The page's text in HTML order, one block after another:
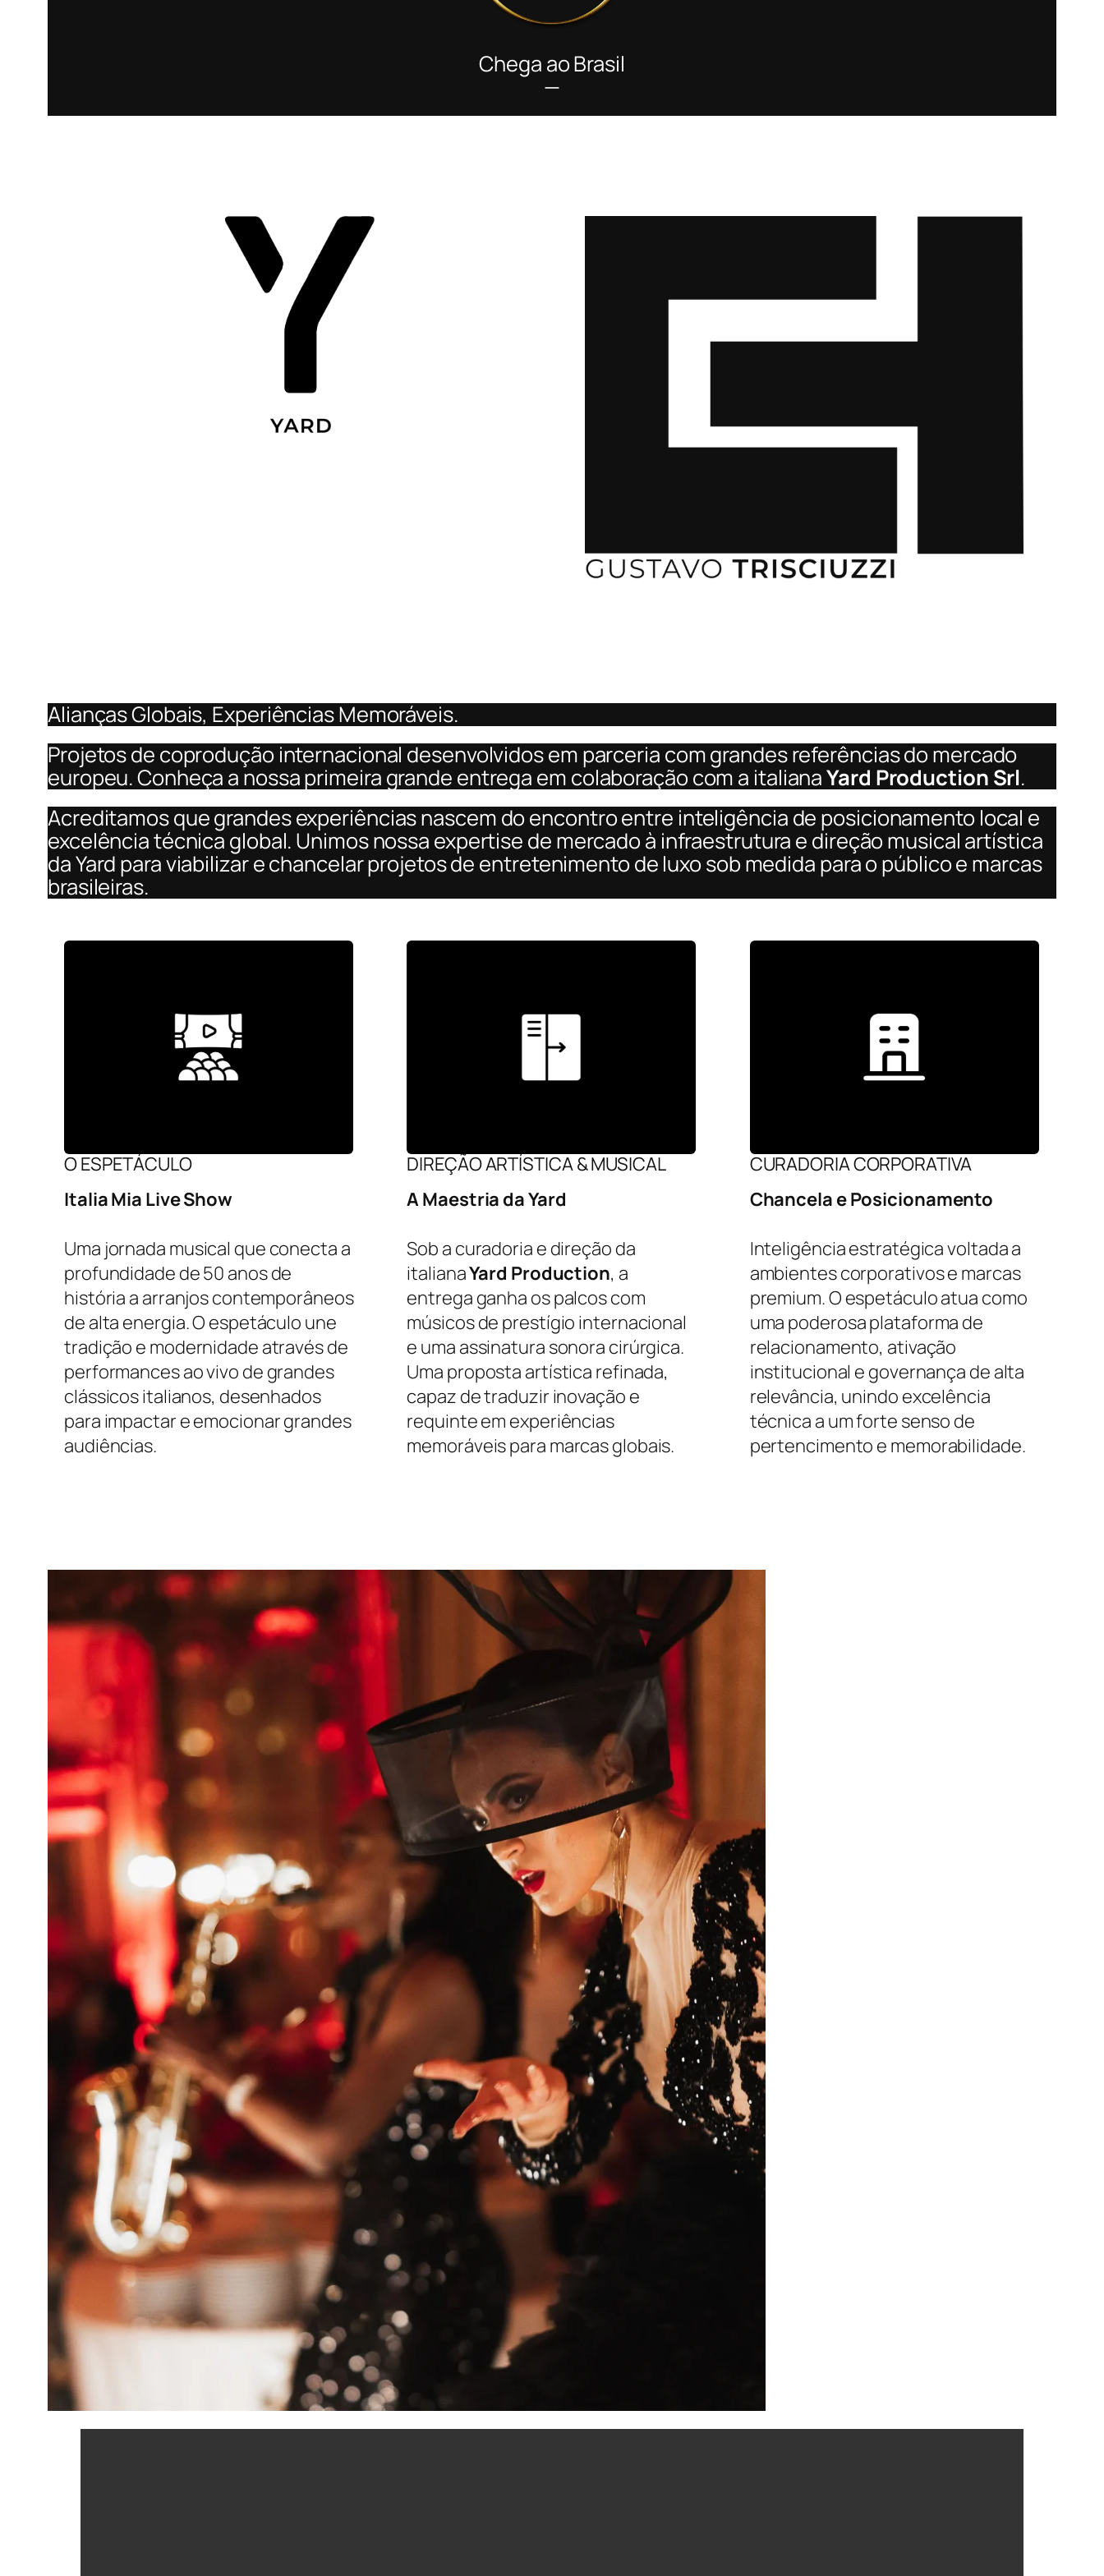
Chega ao Brasil
—
Alianças Globais, Experiências Memoráveis.
Projetos de coprodução internacional desenvolvidos em parceria com grandes referências do mercado
europeu. Conheça a nossa primeira grande entrega em colaboração com a italianaYard Production Srl.
Acreditamos que grandes experiências nascem do encontro entre inteligência de posicionamento local e
excelência técnica global. Unimos nossa expertise de mercado à infraestrutura e direção musical artística
da Yard para viabilizar e chancelar projetos de entretenimento de luxo sob medida para o público e marcas
brasileiras.
O ESPETÁCULO
Italia Mia Live Show
Uma jornada musical que conecta a
profundidade de 50 anos de
história a arranjos contemporâneos
de alta energia. O espetáculo une
tradição e modernidade através de
performances ao vivo de grandes
clássicos italianos, desenhados
para impactar e emocionar grandes
audiências.
DIREÇÃO ARTÍSTICA & MUSICAL
A Maestria da Yard
Sob a curadoria e direção da
italianaYard Production, a
entrega ganha os palcos com
músicos de prestígio internacional
e uma assinatura sonora cirúrgica.
Uma proposta artística refinada,
capaz de traduzir inovação e
requinte em experiências
memoráveis para marcas globais.
CURADORIA CORPORATIVA
Chancela e Posicionamento
Inteligência estratégica voltada a
ambientes corporativos e marcas
premium. O espetáculo atua como
uma poderosa plataforma de
relacionamento, ativação
institucional e governança de alta
relevância, unindo excelência
técnica a um forte senso de
pertencimento e memorabilidade.